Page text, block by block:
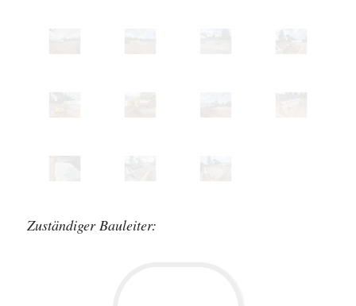
Zuständiger Bauleiter: